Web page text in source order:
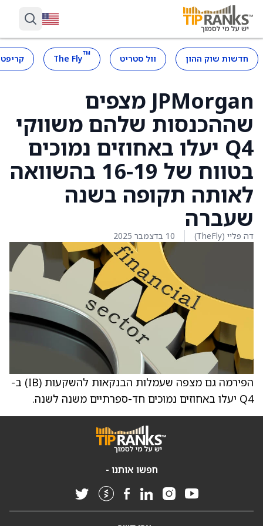
חדשות שוק ההון וול סטריט ™
The Fly
JPMorgan מצפים
שההכנסות שלהם משווקי
Q4 יעלו באחוזים נמוכים
בטווח של 16-19 בהשוואה
לאותה תקופה בשנה
שעברה
דה פליי (TheFly) 10 בדצמבר 2025
הפירמה גם מצפה שעמלות הבנקאות להשקעות (IB) ב-
Q4 יעלו באחוזים נמוכים חד-ספרתיים משנה לשנה.
חפשו אותנו -